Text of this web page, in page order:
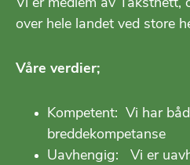
Vi er medlem av Takstnett,
over hele landet ved store
Våre verdier;
Kompetent: Vi har
breddekompetanse
Uavhengig: Vi er